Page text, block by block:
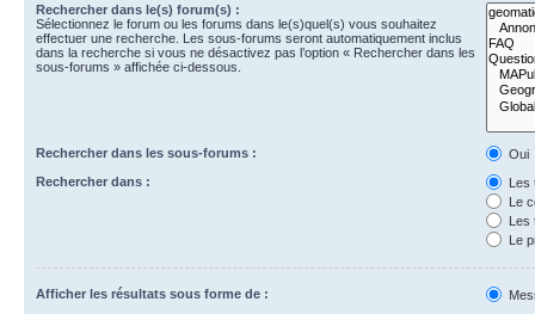
Rechercher dans le(s) forum(s) :
Sélectionnez le forum ou les forums dans le(s)quel(s) vous souhaitez
effectuer une recherche. Les sous-forums seront automatiquement inclus
dans la recherche si vous ne désactivez pas l’option « Rechercher dans les
sous-forums » affichée ci-dessous.
Rechercher dans les sous-forums :
Oui
Rechercher dans :
Les
Le
Les
Le
Afficher les résultats sous forme de :